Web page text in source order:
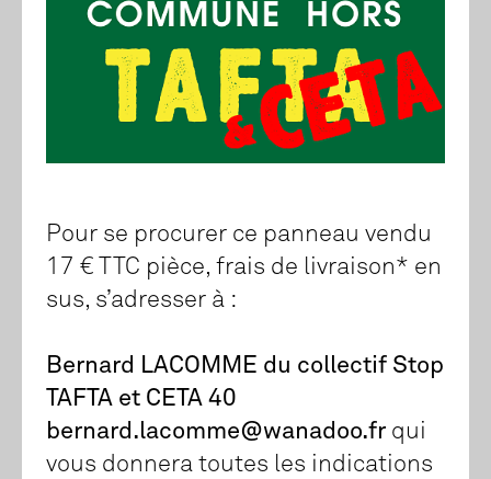
Pour se procurer ce panneau vendu
17 € TTC pièce, frais de livraison* en
sus, s’adresser à :
Bernard LACOMME du collectif Stop
TAFTA et CETA 40
bernard.lacomme@wanadoo.fr qui
vous donnera toutes les indications